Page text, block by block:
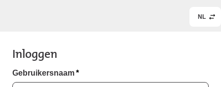
NL
Inloggen
Gebruikersnaam*